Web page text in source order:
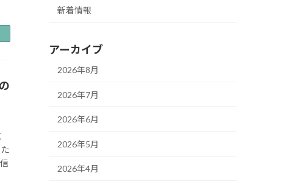
新着情報
アーカイブ
2026年8月
2026年7月
2026年6月
2026年5月
2026年4月